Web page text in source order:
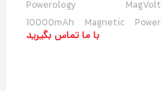
Powerology MagVolt
10000mAh Magnetic Power
با ما تماس بگیرید